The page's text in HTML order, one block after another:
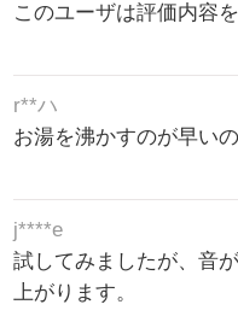
このユーザは評価内容
r**ハ
お湯を沸かすのが早い
j****e
試してみましたが、音
上がります。